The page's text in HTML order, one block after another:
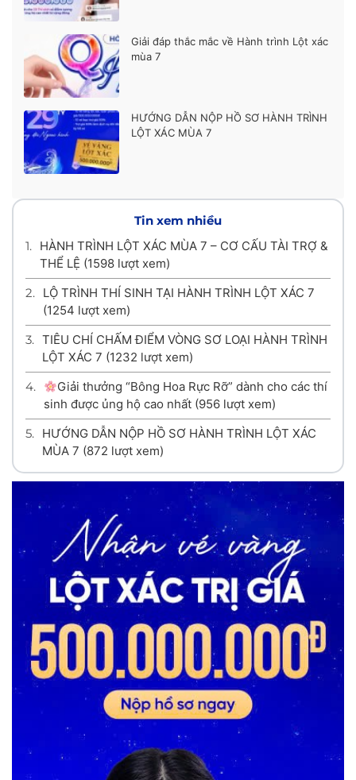
Giải đáp thắc mắc về Hành trình Lột xác
mùa 7
HƯỚNG DẪN NỘP HỒ SƠ HÀNH TRÌNH
LỘT XÁC MÙA 7
Tin xem nhiều
1. HÀNH TRÌNH LỘT XÁC MÙA 7 – CƠ CẤU TÀI TRỢ &
THỂ LỆ (1598 lượt xem)
2.
LỘ TRÌNH THÍ SINH TẠI HÀNH TRÌNH LỘT XÁC 7
(1254 lượt xem)
3. TIÊU CHÍ CHẤM ĐIỂM VÒNG SƠ LOẠI HÀNH TRÌNH
LỘT XÁC 7 (1232 lượt xem)
4.
Giải thưởng “Bông Hoa Rực Rỡ” dành cho các thí
sinh được ủng hộ cao nhất (956 lượt xem)
5. HƯỚNG DẪN NỘP HỒ SƠ HÀNH TRÌNH LỘT XÁC
MÙA 7 (872 lượt xem)